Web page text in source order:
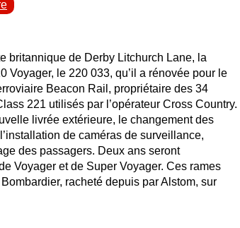
britannique de Derby Litchurch Lane, la
Voyager, le 220 033, qu’il a rénovée pour le
Beacon Rail, propriétaire des 34
221 utilisés par l’opérateur Cross Country.
livrée extérieure, le changement des
de caméras de surveillance,
des passagers. Deux ans seront
Voyager et de Super Voyager. Ces rames
racheté depuis par Alstom, sur